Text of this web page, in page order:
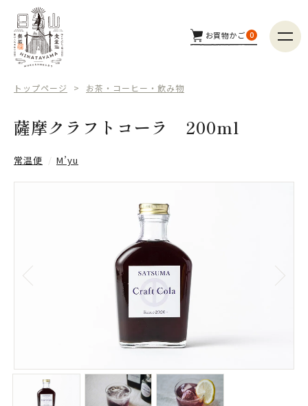
商品カテゴリー
配送方法
商品検索
お買物かご 0
トップページ お茶・コーヒー・飲み物
薩摩クラフトコーラ 200ml
常温便 M’yu